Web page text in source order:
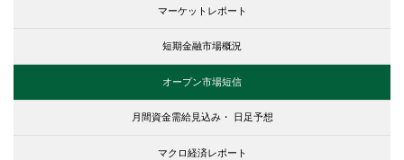
マーケットレポート
短期金融市場概況
オープン市場短信
月間資金需給見込み・ 日足予想
マクロ経済レポート